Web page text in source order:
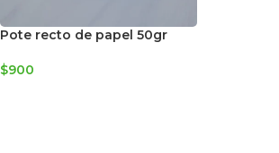
Pote recto de papel 50gr
$900